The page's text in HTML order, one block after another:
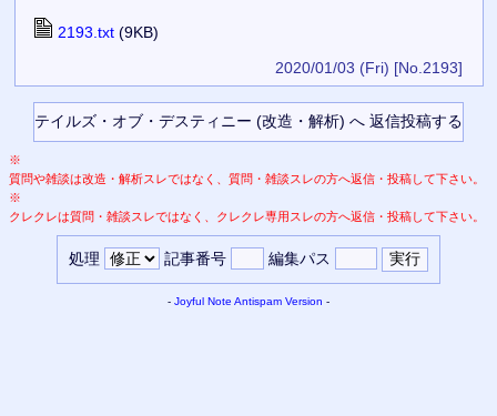
2193.txt(9KB)
2020/01/03 (Fri) [No.2193]
※
質問や雑談は改造・解析スレではなく、質問・雑談スレの方へ返信・投稿して下さい。
※
クレクレは質問・雑談スレではなく、クレクレ専用スレの方へ返信・投稿して下さい。
処理 記事番号 編集パス
- Joyful Note Antispam Version -